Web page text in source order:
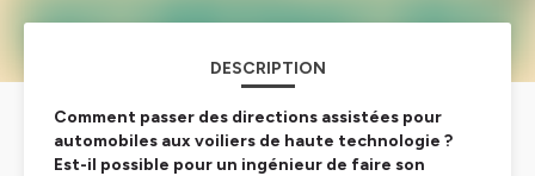
DESCRIPTION
Comment passer des directions assistées pour
automobiles aux voiliers de haute technologie ?
Est-il possible pour un ingénieur de faire son